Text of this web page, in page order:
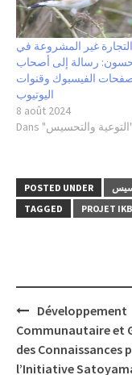
التجارة غير المشروعة في
رسالة إلى أصحاب
الفيسبوك وقنوات
اليوتيوب
8 août 2024
Dans "التوعية والتحسيس"
POSTED UNDER
TAGGED
PROJET IKB
Post
navigation
Développement
Communautaire et
des Connaissances
l’Initiative